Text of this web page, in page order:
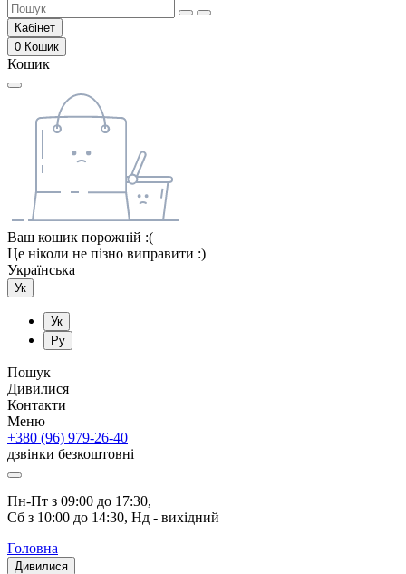
Кабінет
0 Кошик
Кошик
Ваш кошик порожній :(
Це ніколи не пізно виправити :)
Українська
Ук
Ук
Ру
Пошук
Дивилися
Контакти
Меню
+380 (96) 979-26-40
дзвінки безкоштовні
Пн-Пт з 09:00 до 17:30,
Сб з 10:00 до 14:30, Нд - вихідний
Головна
Дивилися